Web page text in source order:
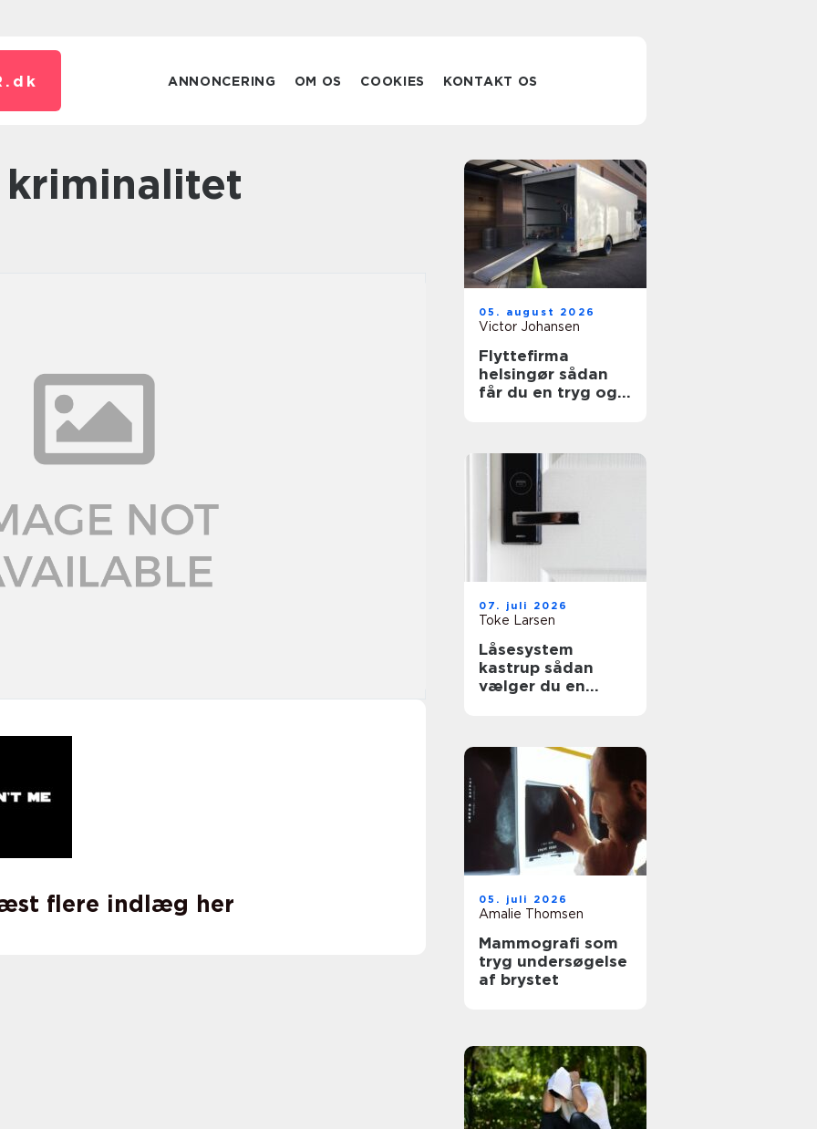
dk ANNONCERING OM OS COOKIES KONTAKT OS
kriminalitet
flere indlæg her
05. august 2026
Victor Johansen
Flyttefirma
helsingør sådan
får du en tryg og
07. juli 2026
Toke Larsen
Låsesystem
kastrup sådan
vælger du en
05. juli 2026
Amalie Thomsen
Mammografi som
tryg undersøgelse
af brystet